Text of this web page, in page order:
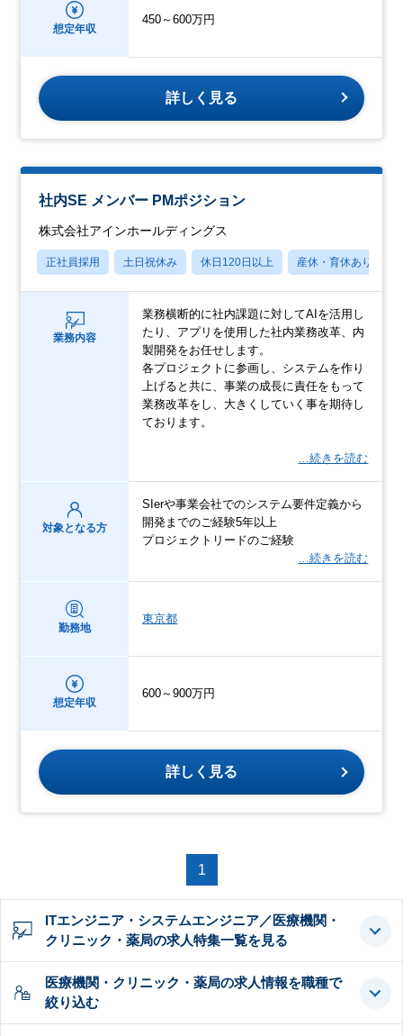
想定年収
450～600万円
詳しく見る
社内SE メンバー PMポジション
株式会社アインホールディングス
正社員採用 土日祝休み 休日120日以上 産休・育休あり
業務内容
業務横断的に社内課題に対してAIを活用し
たり、アプリを使用した社内業務改革、内
製開発をお任せします。
各プロジェクトに参画し、システムを作り
上げると共に、事業の成長に責任をもって
業務改革をし、大きくしていく事を期待し
ております。
…続きを読む
対象となる方
SIerや事業会社でのシステム要件定義から
開発までのご経験5年以上
プロジェクトリードのご経験
…続きを読む
勤務地
東京都
想定年収
600～900万円
詳しく見る
1
ITエンジニア・システムエンジニア／医療機関・
クリニック・薬局の求人特集一覧を見る
医療機関・クリニック・薬局の求人情報を職種で
絞り込む